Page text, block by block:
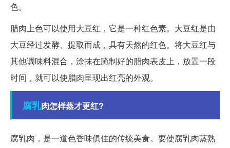
色。
腊肉上色可以使用大豆红，它是一种红色素。大豆红是由
大豆经过发酵、提取而成，具有天然的红色。将大豆红与
其他调味料混合，涂抹在腌制好的腊肉表皮上，放置一段
时间，就可以使腊肉呈现出红亮的外观。
腐乳肉怎样蒸才更红?
腐乳肉，是一道色香味俱佳的传统美食。要使腐乳肉蒸熟